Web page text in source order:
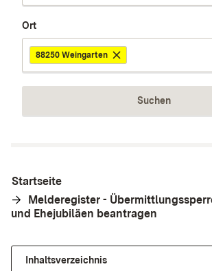
Ort
88250 Weingarten
Suchen
Startseite
Melderegister -
und Ehejubiläen beantragen
Inhaltsverzeichnis